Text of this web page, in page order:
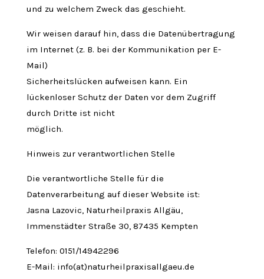
und zu welchem Zweck das geschieht.
Wir weisen darauf hin, dass die Datenübertragung
im Internet (z. B. bei der Kommunikation per E-
Mail)
Sicherheitslücken aufweisen kann. Ein
lückenloser Schutz der Daten vor dem Zugriff
durch Dritte ist nicht
möglich.
Hinweis zur verantwortlichen Stelle
Die verantwortliche Stelle für die
Datenverarbeitung auf dieser Website ist:
Jasna Lazovic, Naturheilpraxis Allgäu,
Immenstädter Straße 30, 87435 Kempten
Telefon: 0151/14942296
E-Mail: info(at)naturheilpraxisallgaeu.de